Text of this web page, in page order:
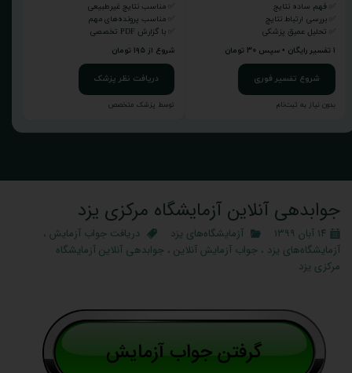
✅ فهم ساده نتایج
✅ بررسی ارتباط نتایج
✅ تحلیل عمیق پزشکی
۱ تفسیر رایگان • سپس ۳۰ تومان
شروع تفسیر فوری
بدون نیاز به ثبت‌نام
✅ مناسب نتایج غیرطبیعی
✅ مناسب پرونده‌های مهم
✅ با گزارش PDF تخصصی
شروع از ۱۹۵ تومان
دریافت نظر پزشک
توسط پزشک متخصص
جوابدهی آنلاین آزمایشگاه مرکزی یزد
۱۴ آبان ۱۳۹۹ آزمایشگاه‌های یزد دریافت جواب آزمایش ،
آزمایشگاه‌های یزد ، جواب آزمایش آنلاین ، جوابدهی آنلاین آزمایشگاه
مرکزی یزد